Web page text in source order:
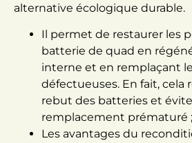
alternative écologique durable.
Il permet de restaurer les
batterie de quad en
interne et en remplaçant
défectueuses. En fait, cela
rebut des batteries et
remplacement prématuré ;
Les avantages du